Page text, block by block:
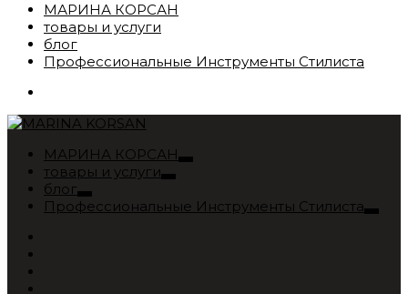
МАРИНА КОРСАН
товары и услуги
блог
Профессиональные Инструменты Стилиста
МАРИНА КОРСАН
товары и услуги
блог
Профессиональные Инструменты Стилиста